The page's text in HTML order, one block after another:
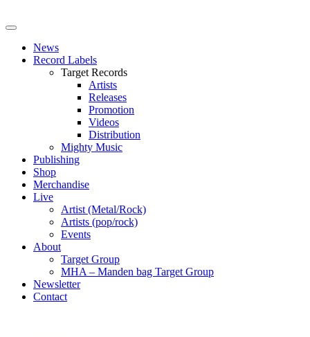
News
Record Labels
Target Records
Artists
Releases
Promotion
Videos
Distribution
Mighty Music
Publishing
Shop
Merchandise
Live
Artist (Metal/Rock)
Artists (pop/rock)
Events
About
Target Group
MHA – Manden bag Target Group
Newsletter
Contact